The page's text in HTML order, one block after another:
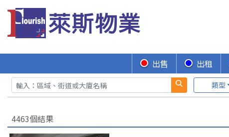
出售 出租
類型
4463個結果